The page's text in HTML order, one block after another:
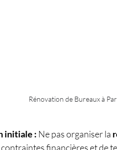
Rénovation de Bureaux à
initiale : Ne pas organiser la
financières et de